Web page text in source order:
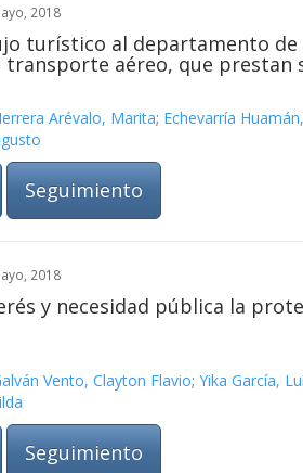
2018
turístico al departamento
transporte aéreo, que
Arévalo, Marita; Echevarría
Seguimiento
2018
y necesidad pública la
Vento, Clayton Flavio; Yika García,
Seguimiento